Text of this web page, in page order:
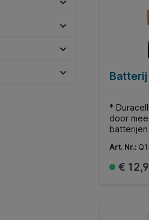
*
door
gebruikt.
het
nodig
jaar
Art. Nr.:
€